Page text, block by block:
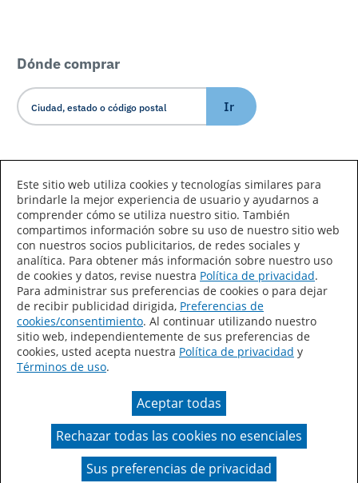
Dónde comprar
Ir
Declaración de accesibilidad
Mapa del sitio
Términos de uso
Privacidad
Sus preferencias de privacidad
Ley de Cadenas de Suministro de California
Un color real puede variar en comparación con la
presentación en pantalla.
Este sitio web utiliza cookies y tecnologías similares para
brindarle la mejor experiencia de usuario y ayudarnos a
comprender cómo se utiliza nuestro sitio. También
compartimos información sobre su uso de nuestro sitio web
con nuestros socios publicitarios, de redes sociales y
analítica. Para obtener más información sobre nuestro uso
de cookies y datos, revise nuestra Política de privacidad.
Para administrar sus preferencias de cookies o para dejar
de recibir publicidad dirigida, Preferencias de
cookies/consentimiento. Al continuar utilizando nuestro
sitio web, independientemente de sus preferencias de
cookies, usted acepta nuestra Política de privacidad y
Términos de uso.
Aceptar todas
Rechazar todas las cookies no esenciales
Sus preferencias de privacidad